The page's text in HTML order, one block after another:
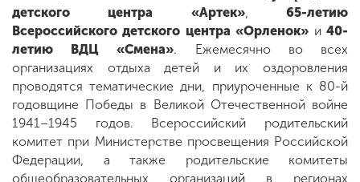
детского центра «Артек»,65-летию
Всероссийского детского центра «Орленок» и40-
летию ВДЦ «Смена». Ежемесячно во всех
организациях отдыха детей и их оздоровления
проводятся тематические дни, приуроченные к 80-й
годовщине Победы в Великой Отечественной войне
1941–1945 годов. Всероссийский родительский
комитет при Министерстве просвещения Российской
Федерации, а также родительские комитеты
общеобразовательных организаций в регионах